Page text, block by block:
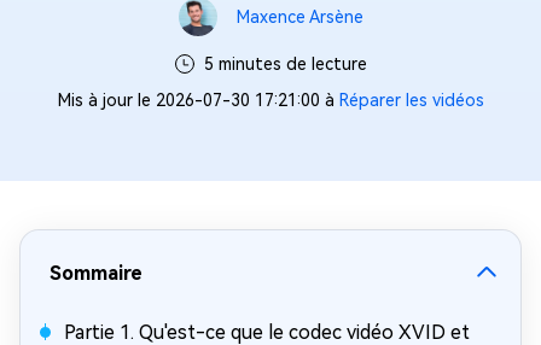
Maxence Arsène
5 minutes de lecture
Mis à jour le 2026-07-30 17:21:00 à Réparer les vidéos
Sommaire
Partie 1. Qu'est-ce que le codec vidéo XVID et